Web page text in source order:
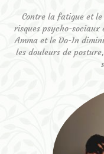
Contre la fatigue et le
risques psycho-sociaux
Amma et le Do-In
les douleurs de